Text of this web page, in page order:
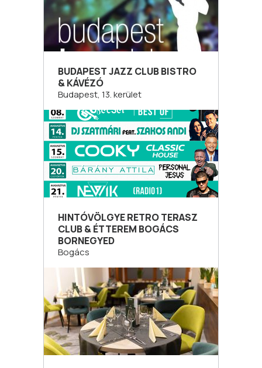
BUDAPEST JAZZ CLUB BISTRO
& KÁVÉZÓ
Budapest, 13. kerület
HINTÓVÖLGYE RETRO TERASZ
CLUB & ÉTTEREM BOGÁCS
BORNEGYED
Bogács